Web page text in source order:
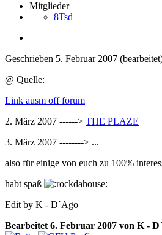
Mitglieder
8Tsd
Geschrieben 5. Februar 2007
@ Quelle:
Link ausm off forum
2. März 2007 ------> THE PLAZE
3. März 2007 --------> ...
also für einige von euch zu 100%
habt spaß
Edit by K - D´Ago
Bearbeitet 6. Februar 2007 von K -